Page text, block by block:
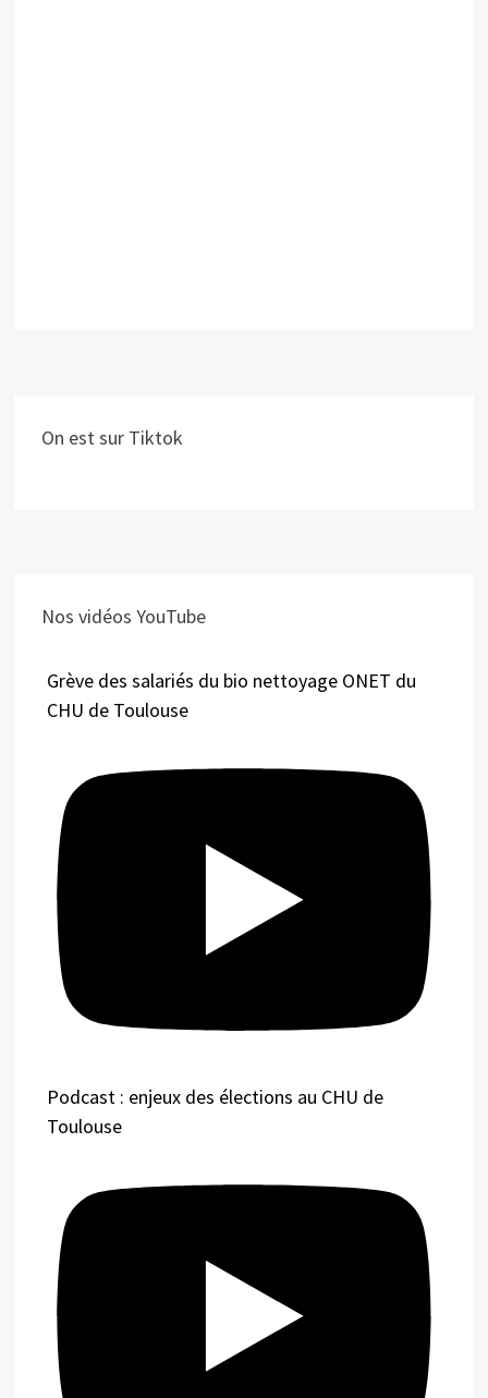
On est sur Tiktok
Nos vidéos YouTube
Grève des salariés du bio nettoyage ONET du
CHU de Toulouse
Podcast : enjeux des élections au CHU de
Toulouse